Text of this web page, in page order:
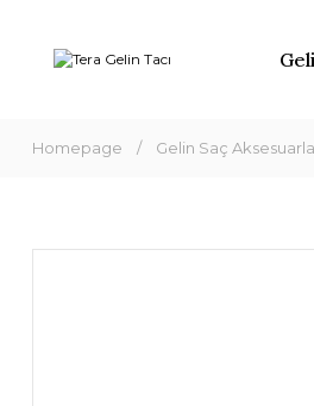
Homepage Gelin Saç